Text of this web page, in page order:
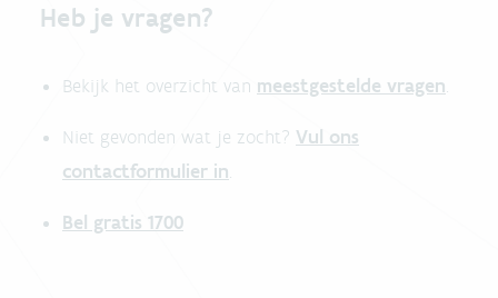
Heb je vragen?
Bekijk het overzicht van meestgestelde vragen.
Niet gevonden wat je zocht? Vul ons
contactformulier in.
Bel gratis 1700